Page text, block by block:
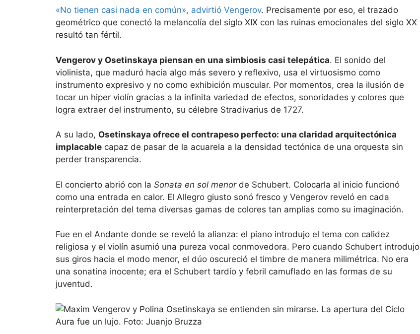
«No tienen casi nada en común», advirtió Vengerov. Precisamente por eso, el trazado
geométrico que conectó la melancolía del siglo XIX con las ruinas emocionales del siglo XX
resultó tan fértil.
Vengerov y Osetinskaya piensan en una simbiosis casi telepática. El sonido del
violinista, que maduró hacia algo más severo y reflexivo, usa el virtuosismo como
instrumento expresivo y no como exhibición muscular. Por momentos, crea la ilusión de
tocar un hiper violín gracias a la infinita variedad de efectos, sonoridades y colores que
logra extraer del instrumento, su célebre Stradivarius de 1727.
A su lado, Osetinskaya ofrece el contrapeso perfecto: una claridad arquitectónica
implacable capaz de pasar de la acuarela a la densidad tectónica de una orquesta sin
perder transparencia.
El concierto abrió con la Sonata en sol menorde Schubert. Colocarla al inicio funcionó
como una entrada en calor. El Allegro giusto sonó fresco y Vengerov reveló en cada
reinterpretación del tema diversas gamas de colores tan amplias como su imaginación.
Fue en el Andante donde se reveló la alianza: el piano introdujo el tema con calidez
religiosa y el violín asumió una pureza vocal conmovedora. Pero cuando Schubert introdujo
sus giros hacia el modo menor, el dúo oscureció el timbre de manera milimétrica. No era
una sonatina inocente; era el Schubert tardío y febril camuflado en las formas de su
juventud.